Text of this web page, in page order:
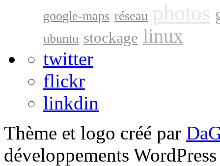
google-maps réseau photos
ubuntu stockage linux
twitter
flickr
linkdin
Thème et logo créé par
développements